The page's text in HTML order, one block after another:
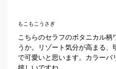
もこもこうさぎ
こちらのセラフのボタニカル柄
うか。リゾート気分が高まる、
で可愛いと思います。カラーバ